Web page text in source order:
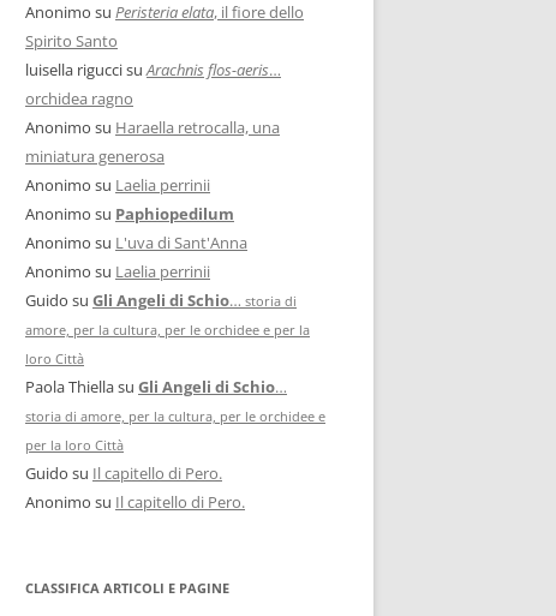
Anonimo su Peristeria elata, il fiore dello
Spirito Santo
luisella riguccisuArachnis flos-aeris…
orchidea ragno
Anonimo su Haraella retrocalla, una
miniatura generosa
Anonimo su Laelia perrinii
Anonimo su Paphiopedilum
Anonimo su L'uva di Sant'Anna
Anonimo su Laelia perrinii
Guido su Gli Angeli di Schio… storia di
amore, per la cultura, per le orchidee e per la
loro Città
Paola Thiellasu Gli Angeli di Schio…
storia di amore, per la cultura, per le orchidee e
per la loro Città
Guido su Il capitello di Pero.
Anonimo su Il capitello di Pero.
CLASSIFICA ARTICOLI E PAGINE